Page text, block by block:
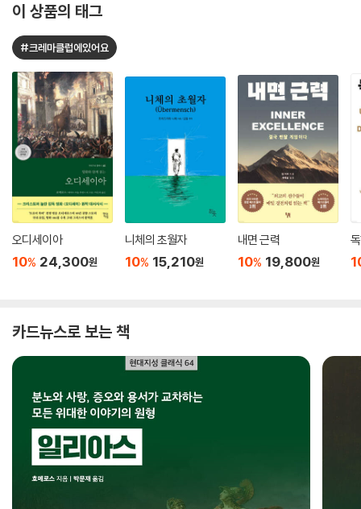
이 상품의 태그
#크레마클럽에있어요
오디세이아
10% 24,300원
니체의 초월자
10% 15,210원
내면 근력
10% 19,800원
카드뉴스로 보는 책